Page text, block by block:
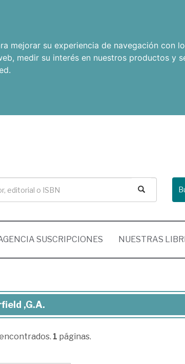
mejorar su experiencia de navegación con
, medir su interés en nuestros productos y
.
SUSCRIPCIONES NUESTRAS
,G.A.
1 páginas.